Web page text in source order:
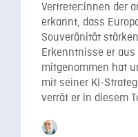
Vertreter:innen der
erkannt, dass
Souveränität
Erkenntnisse er
mitgenommen hat
mit seiner KI-
verrät er in diesem